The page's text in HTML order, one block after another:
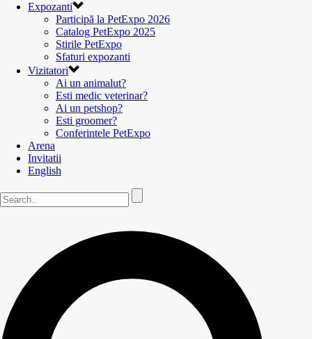
Expozanti
Participă la PetExpo 2026
Catalog PetExpo 2025
Stirile PetExpo
Sfaturi expozanti
Vizitatori
Ai un animalut?
Esti medic veterinar?
Ai un petshop?
Esti groomer?
Conferintele PetExpo
Arena
Invitatii
English